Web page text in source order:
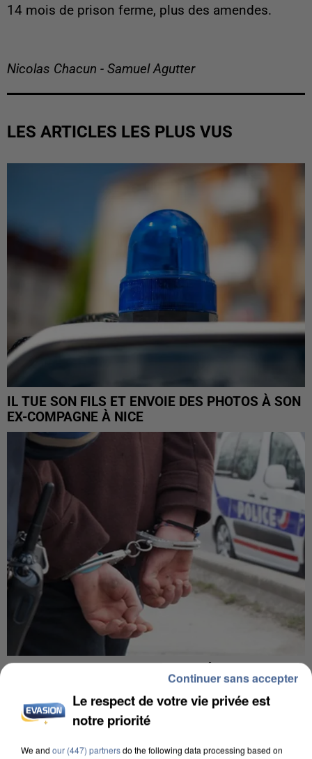
14 mois de prison ferme, plus des amendes.
Nicolas Chacun - Samuel Agutter
LES ARTICLES LES PLUS VUS
IL TUE SON FILS ET ENVOIE DES PHOTOS À SON
EX-COMPAGNE À NICE
L’UN DES FONDATEURS SUPPOSÉS DE LA DZ
MAFIA INTERPELLÉ EN ALGÉRIE
Le respect de votre vie privée est
notre priorité
We and our (447) partnersdo the following data processing based on
Continuer sans accepter